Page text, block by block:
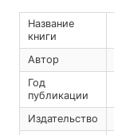
Название
книги
Автор
Год
публикации
Издательство